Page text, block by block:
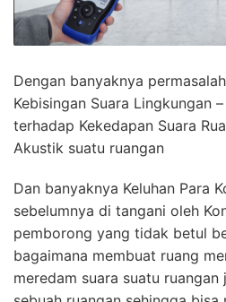
Dengan banyaknya
Kebisingan Suara Lingkungan
terhadap Kekedapan Suara
Akustik suatu ruangan
Dan banyaknya Keluhan Para
sebelumnya di tangani oleh
pemborong yang tidak betul
bagaimana membuat ruang
meredam suara suatu